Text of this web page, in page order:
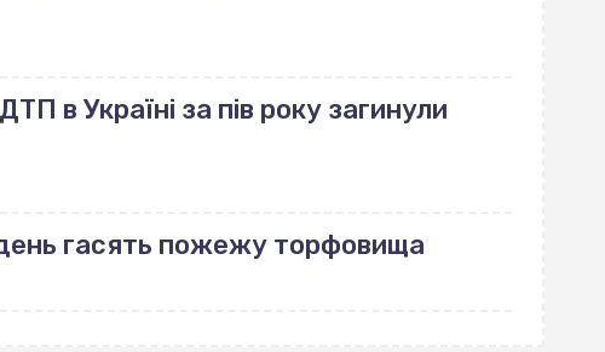
в Україні за пів року загинули
гасять пожежу торфовища